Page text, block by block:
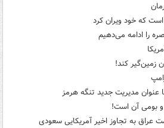
که خود ویران کرد
را ادامه می‌دهیم
زمین‌گیر کند!
عنوان مدیریت جدید تنگه هرمز
و بومی آن است!
عراق به تجاوز اخیر آمریکایی سعودی